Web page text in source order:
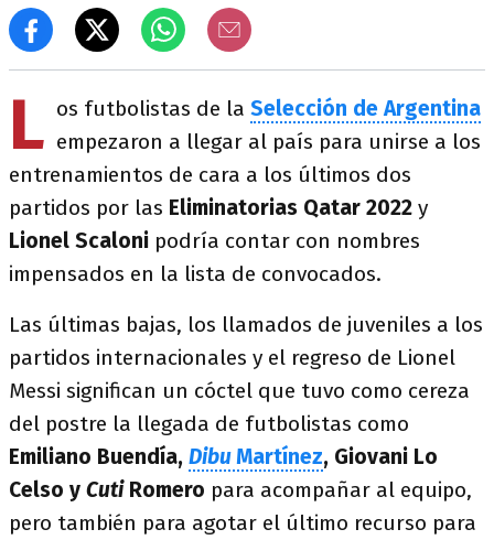
L os futbolistas de la Selección de Argentina
empezaron a llegar al país para unirse a los
entrenamientos de cara a los últimos dos
partidos por las Eliminatorias Qatar 2022 y
Lionel Scaloni podría contar con nombres
impensados en la lista de convocados.
Las últimas bajas, los llamados de juveniles a los
partidos internacionales y el regreso de Lionel
Messi significan un cóctel que tuvo como cereza
del postre la llegada de futbolistas como
Emiliano Buendía, DibuMartínez, Giovani Lo
Celso y CutiRomero para acompañar al equipo,
pero también para agotar el último recurso para